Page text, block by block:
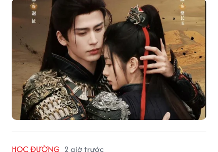
HỌC ĐƯỜNG 2 giờ trước